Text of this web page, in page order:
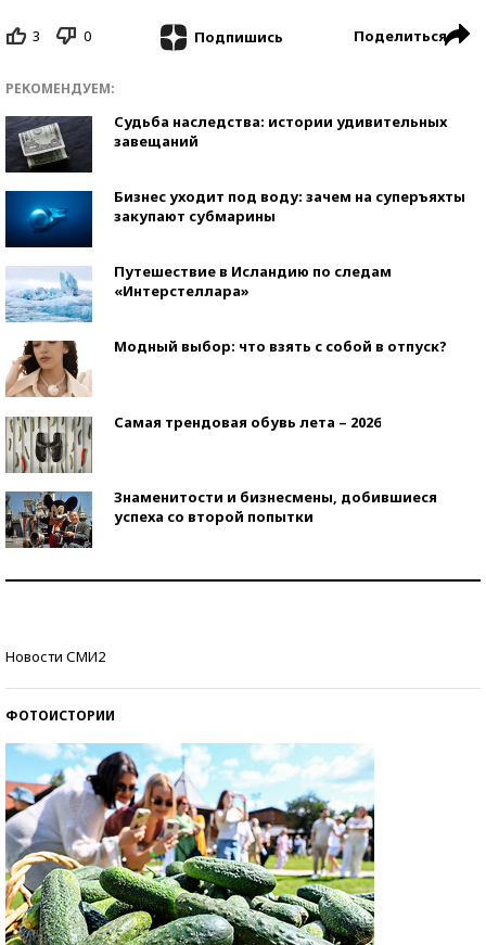
3 0 Подпишись Поделиться
РЕКОМЕНДУЕМ:
Судьба наследства: истории удивительных
завещаний
Бизнес уходит под воду: зачем на суперъяхты
закупают субмарины
Путешествие в Исландию по следам
«Интерстеллара»
Модный выбор: что взять с собой в отпуск?
Самая трендовая обувь лета – 2026
Знаменитости и бизнесмены, добившиеся
успеха со второй попытки
Новости СМИ2
ФОТОИСТОРИИ